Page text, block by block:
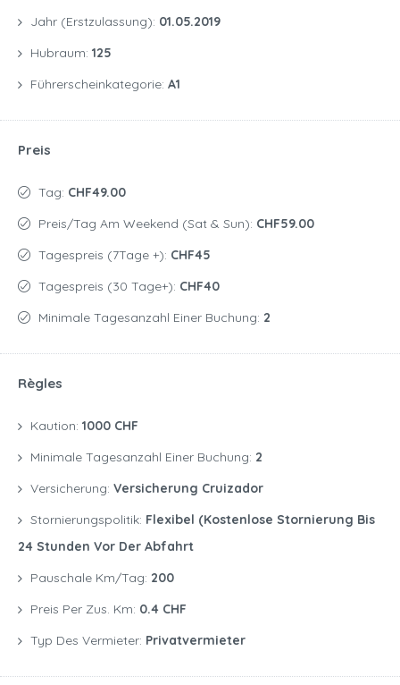
Jahr (Erstzulassung): 01.05.2019
Hubraum: 125
Führerscheinkategorie: A1
Preis
Tag: CHF49.00
Preis/Tag Am Weekend (Sat & Sun): CHF59.00
Tagespreis (7Tage +): CHF45
Tagespreis (30 Tage+): CHF40
Minimale Tagesanzahl Einer Buchung: 2
Règles
Kaution: 1000 CHF
Minimale Tagesanzahl Einer Buchung: 2
Versicherung: Versicherung Cruizador
Stornierungspolitik: Flexibel (kostenlose Stornierung Bis
24 Stunden Vor Der Abfahrt
Pauschale Km/Tag: 200
Preis Per Zus. Km: 0.4 CHF
Typ Des Vermieter: Privatvermieter